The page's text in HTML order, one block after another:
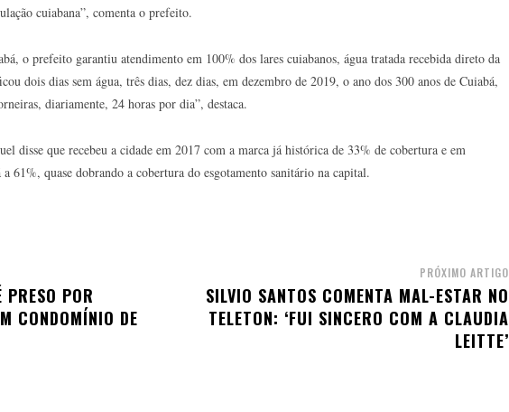
cuiabana”, comenta o prefeito.
o prefeito garantiu atendimento em 100% dos lares cuiabanos, água tratada recebida direto da
dois dias sem água, três dias, dez dias, em dezembro de 2019, o ano dos 300 anos de Cuiabá,
diariamente, 24 horas por dia”, destaca.
disse que recebeu a cidade em 2017 com a marca já histórica de 33% de cobertura e em
61%, quase dobrando a cobertura do esgotamento sanitário na capital.
PRESO POR
CONDOMÍNIO DE
PRÓXIMO ARTIGO
SILVIO SANTOS COMENTA MAL-ESTAR NO
TELETON: ‘FUI SINCERO COM A CLAUDIA
LEITTE’